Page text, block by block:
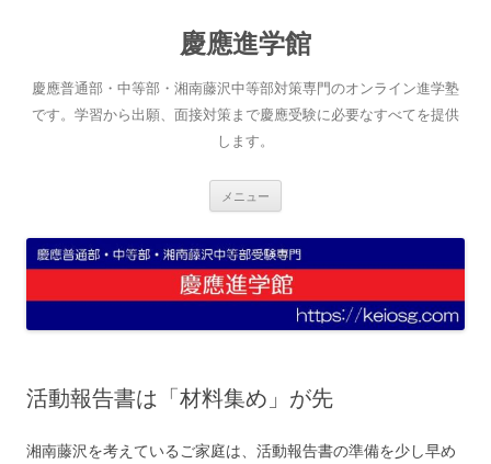
へ
ス
キ
慶應進学館
慶應普通部・中等部・湘南藤沢中等部対策専門のオンライン進学塾
です。学習から出願、面接対策まで慶應受験に必要なすべてを提供
します。
メニュー
活動報告書は「材料集め」が先
湘南藤沢を考えているご家庭は、活動報告書の準備を少し早め